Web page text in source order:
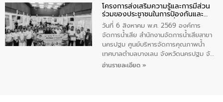
ประชาชน ตัวแทนจากโรงแรมต่างๆ ในเขต
เทศบาลตำบลราไวย์ ศูนย์บริหารจัดการ
คุณภาพน้ำเทศบาลตำบลราไวย์ นำโดยนาย
น้อย แก้วเศษ ผู้จัดการสำนักงานจัดการน้ำ
เสียสาขาภูเก็ต พร้อมด้วยเจ้าหน้าที่ จำนวน
5 คน ร่วมทำกิจกรรม ทำความสะอาด
ชายหาดและแหล่งท่องเที่ยว ณ บริเวณ
โครงการส่งเสริมความรู้และการมีส่วน
ร่วมของประชาชนในการป้องกันและ
แก้ไขปัญหาน้ำเสียอย่างยั่งยืน
วันที่ 6 สิงหาคม พ.ศ. 2569 องค์การ
จัดการน้ำเสีย สำนักงานจัดการน้ำเสียสาขา
นครปฐม ศูนย์บริหารจัดการคุณภาพน้ำ
เทศบาลตำบลบางเลน จังหวัดนครปฐม จัด
กิจกรรมภายใต้โครงการส่งเสริมความรู้และ
อ่านรายละเอียด »